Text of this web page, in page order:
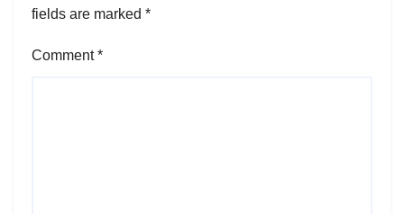
fields are marked *
Comment*